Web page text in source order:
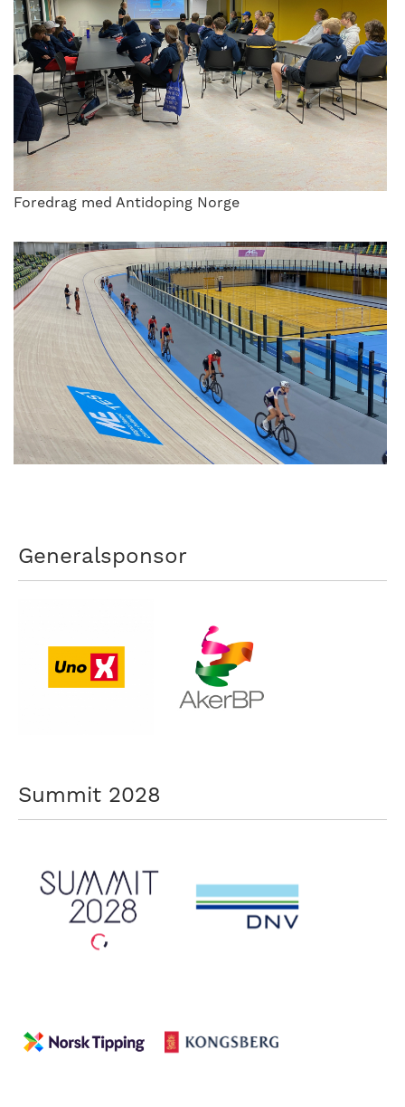
Foredrag med Antidoping Norge
Generalsponsor
Summit 2028